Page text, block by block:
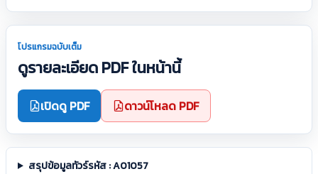
โปรแกรมฉบับเต็ม
ดูรายละเอียด PDF ในหน้านี้
เปิดดู PDF ดาวน์โหลด PDF
สรุปข้อมูลทัวร์รหัส : A01057